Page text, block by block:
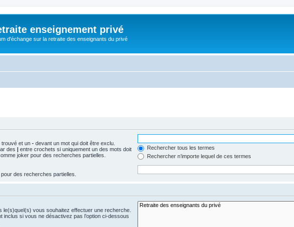
enseignement privé
d'échange sur la retraite des enseignants du privé
trouvé et un - devant un mot qui doit être exclu.
des | entre crochets si uniquement un des mots doit
joker pour des recherches partielles.
Rechercher tous les termes
Rechercher n’importe lequel de ces termes
des recherches partielles.
le(s)quel(s) vous souhaitez effectuer une recherche.
inclus si vous ne désactivez pas l’option ci-dessous